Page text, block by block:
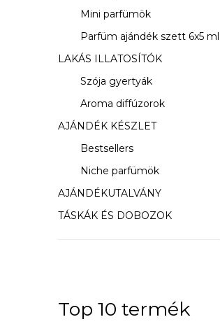
n
Mini parfümök
Parfüm ajándék szett 6x5 ml
LAKÁS ILLATOSÍTÓK
Szója gyertyák
Aroma diffúzorok
AJÁNDÉK KÉSZLET
Bestsellers
Niche parfümök
AJÁNDÉKUTALVÁNY
TÁSKÁK ÉS DOBOZOK
Top 10 termék